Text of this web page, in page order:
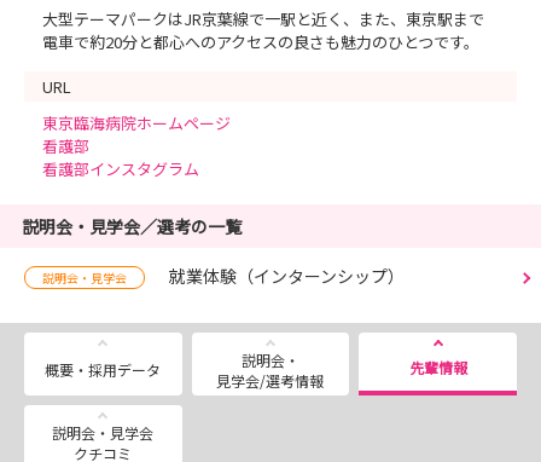
大型テーマパークはJR京葉線で一駅と近く、また、東京駅まで
電車で約20分と都心へのアクセスの良さも魅力のひとつです。
URL
東京臨海病院ホームページ
看護部
看護部インスタグラム
説明会・見学会／選考の一覧
説明会・見学会 就業体験（インターンシップ）
概要・採用データ
説明会・
見学会/選考情報
先輩情報
説明会・見学会
クチコミ